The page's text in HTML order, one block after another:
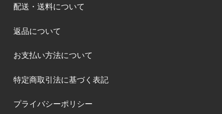
配送・送料について
返品について
お支払い方法について
特定商取引法に基づく表記
プライバシーポリシー